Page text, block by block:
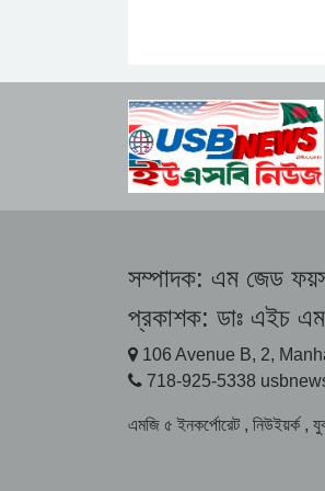
সম্পাদক: এম জেড
প্রকাশক: ডাঃ এইচ
106 Avenue B, 2,
718-925-5338
এমজি ৫ ইনকর্পোরেট , নিউইয়র্ক ,